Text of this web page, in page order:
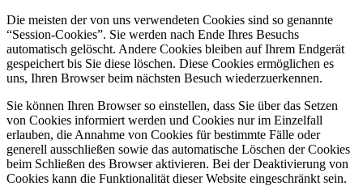
Die meisten der von uns verwendeten Cookies sind so genannte
“Session-Cookies”. Sie werden nach Ende Ihres Besuchs
automatisch gelöscht. Andere Cookies bleiben auf Ihrem Endgerät
gespeichert bis Sie diese löschen. Diese Cookies ermöglichen es
uns, Ihren Browser beim nächsten Besuch wiederzuerkennen.
Sie können Ihren Browser so einstellen, dass Sie über das Setzen
von Cookies informiert werden und Cookies nur im Einzelfall
erlauben, die Annahme von Cookies für bestimmte Fälle oder
generell ausschließen sowie das automatische Löschen der Cookies
beim Schließen des Browser aktivieren. Bei der Deaktivierung von
Cookies kann die Funktionalität dieser Website eingeschränkt sein.